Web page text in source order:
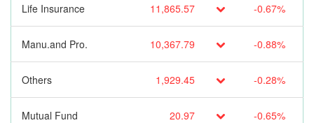
Life Insurance 11,865.57 -0.67%
Manu.and Pro. 10,367.79 -0.88%
Others 1,929.45 -0.28%
Mutual Fund 20.97 -0.65%